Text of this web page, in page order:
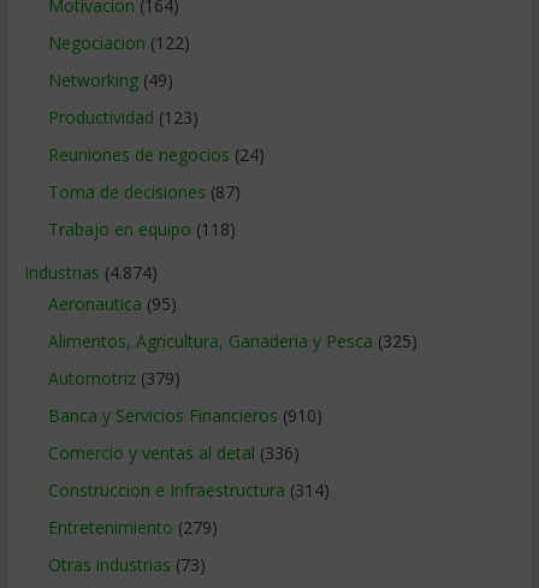
Motivacion (164)
Negociacion (122)
Networking(49)
Productividad (123)
Reuniones de negocios (24)
Toma de decisiones (87)
Trabajo en equipo (118)
Industrias (4.874)
Aeronautica (95)
Alimentos, Agricultura, Ganaderia y Pesca (325)
Automotriz(379)
Banca y Servicios Financieros (910)
Comercio y ventas al detal (336)
Construccion e Infraestructura (314)
Entretenimiento (279)
Otras industrias (73)